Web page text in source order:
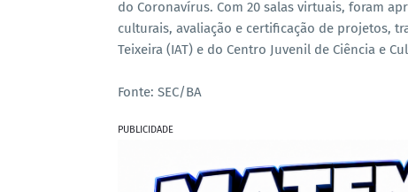
do Coronavírus. Com 20 salas virtuais, foram
culturais, avaliação e certificação de projetos,
Teixeira (IAT) e do Centro Juvenil de Ciência e
Fonte: SEC/BA
PUBLICIDADE